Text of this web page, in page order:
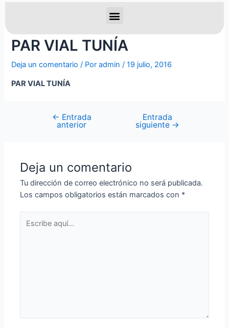
PAR VIAL TUNÍA
Deja un comentario / Poradmin /19 julio, 2016
PAR VIAL TUNÍA
← Entrada
anterior
Entrada
siguiente →
Deja un comentario
Tu dirección de correo electrónico no será publicada.
Los campos obligatorios están marcados con *